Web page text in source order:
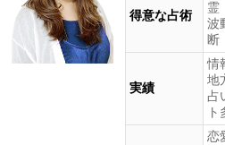
得意な占術
霊
波
断
実績
情
地
占
恋